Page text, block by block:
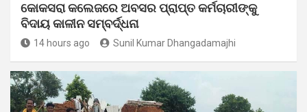
କୋକସରା କଲେଜରେ ଅବସର ପ୍ରାପ୍ତ କର୍ମଚାରୀଙ୍କୁ
ବିଦାୟ କାଳୀନ ସମ୍ବର୍ଦ୍ଧନା
14 hours ago Sunil Kumar Dhangadamajhi